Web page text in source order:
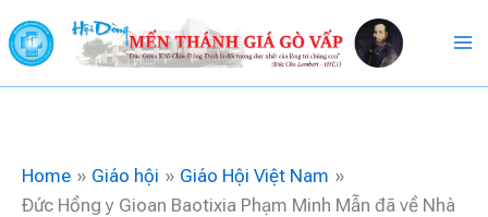
to
content
Home Giáo hội
Giáo Hội Việt Nam
Đức Hồng y Gioan Baotixia Phạm Minh Mẫn đã về Nhà